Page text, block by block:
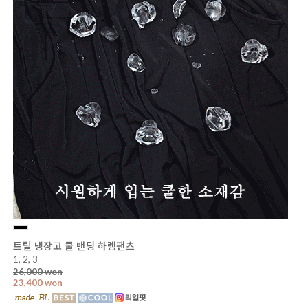
트릴 냉장고 쿨 밴딩 하렘팬츠
1, 2, 3
26,000 won
23,400 won